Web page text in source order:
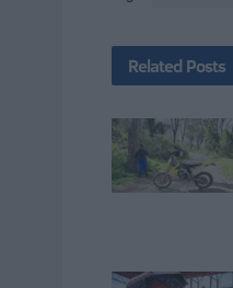
Related Posts